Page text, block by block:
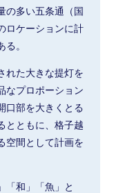
の多い五条通（国
ロケーションに計
。
れた大きな提灯を
なプロポーション
口部を大きくとる
とともに、格子越
空間として計画を
「和」「魚」と